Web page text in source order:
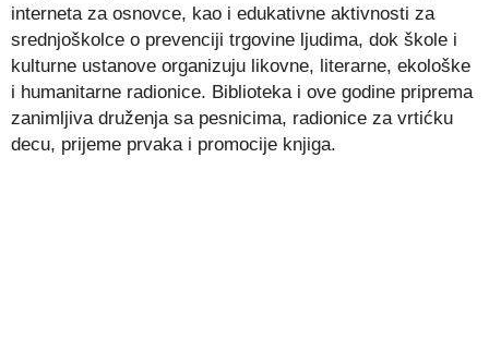
interneta za osnovce, kao i edukativne aktivnosti za
srednjoškolce o prevenciji trgovine ljudima, dok škole i
kulturne ustanove organizuju likovne, literarne, ekološke
i humanitarne radionice. Biblioteka i ove godine priprema
zanimljiva druženja sa pesnicima, radionice za vrtićku
decu, prijeme prvaka i promocije knjiga.